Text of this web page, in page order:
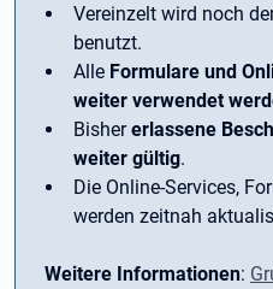
Vereinzelt wird noch
benutzt.
Alle Formulare und
weiter verwendet
Bishererlassene
weiter gültig.
Die Online-Services,
werden zeitnah
Weitere Informationen: